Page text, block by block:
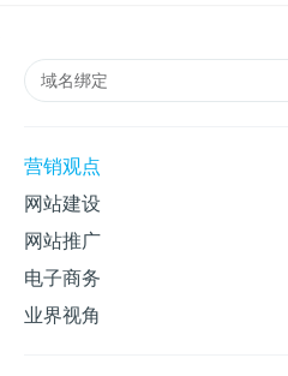
营销观点
网站建设
网站推广
电子商务
业界视角